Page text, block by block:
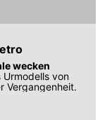
wecken
Urmodells von
Vergangenheit.